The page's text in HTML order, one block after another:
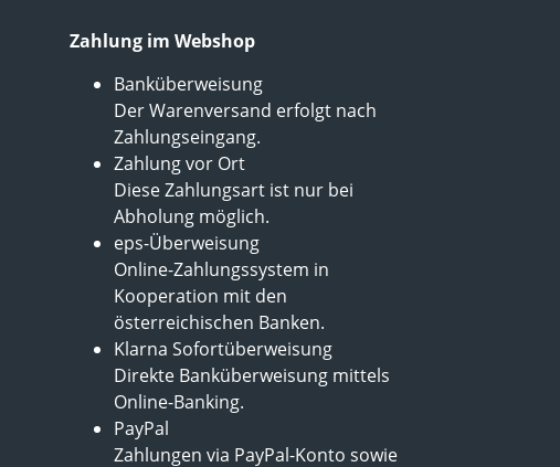
Zahlung im Webshop
Banküberweisung
Der Warenversand erfolgt nach
Zahlungseingang.
Zahlung vor Ort
Diese Zahlungsart ist nur bei
Abholung möglich.
eps-Überweisung
Online-Zahlungssystem in
Kooperation mit den
österreichischen Banken.
Klarna Sofortüberweisung
Direkte Banküberweisung mittels
Online-Banking.
PayPal
Zahlungen via PayPal-Konto sowie